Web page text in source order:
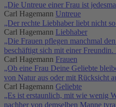
„Die Untreue einer Frau ist
Carl Hagemann Untreue
„Der rechte Liebhaber liebt nicht
Carl Hagemann Liebhaber
„Die Frauen pflegen manchmal
beschäftigt sich mit einer Freundin.
Carl Hagemann Frauen
„Ob eine Frau Deine Geliebte
von Natur aus oder mit Rücksicht
Carl Hagemann Geliebte
„Es ist erstaunlich, mit wie wenig
nachher von demselben Manne